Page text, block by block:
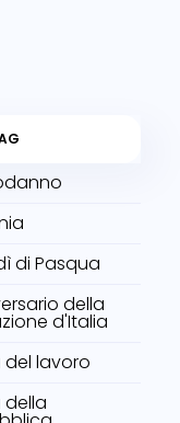
di Pasqua
della
d'Italia
del lavoro
della